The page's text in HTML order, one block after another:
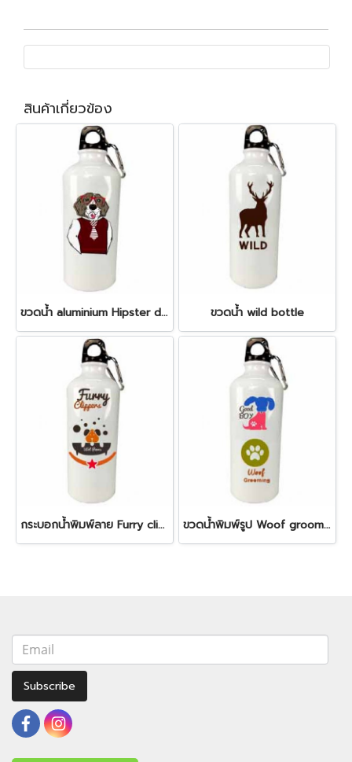
สินค้าเกี่ยวข้อง
ขวดน้ำ aluminium Hipster dog bottle ขวดน้ำ wild bottle
กระบอกน้ำพิมพ์ลาย Furry clippers bottle ขวดน้ำพิมพ์รูป Woof grooming bottle
Subscribe